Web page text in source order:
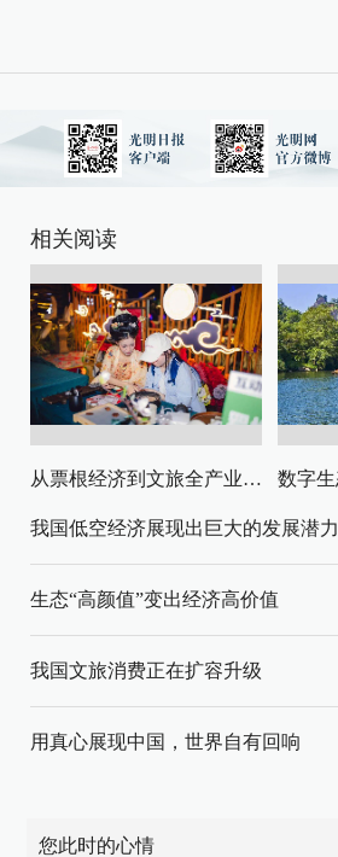
相关阅读
从票根经济到文旅全产业链升级
我国低空经济展现出巨大的发展潜力
生态“高颜值”变出经济高价值
我国文旅消费正在扩容升级
用真心展现中国，世界自有回响
您此时的心情